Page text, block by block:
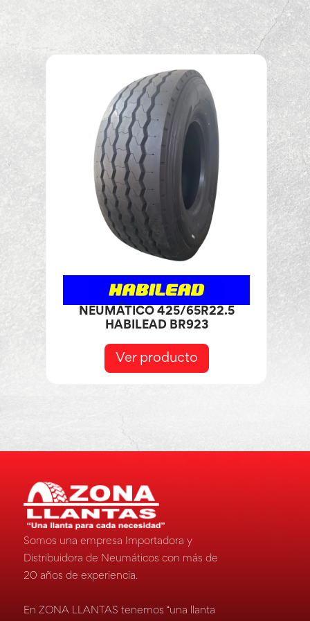
NEUMÁTICO 425/65R22.5
HABILEAD BR923
Ver producto
Somos una empresa Importadora y
Distribuidora de Neumáticos con más de
20 años de experiencia.
En ZONA LLANTAS tenemos “una llanta